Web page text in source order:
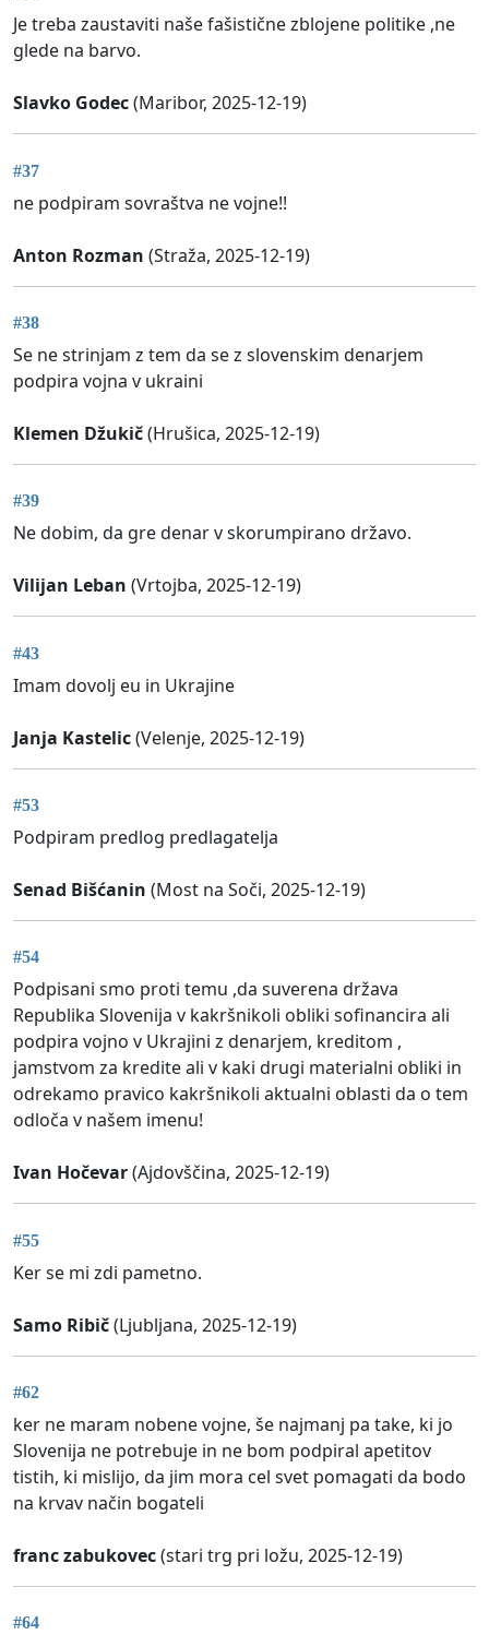
Je treba zaustaviti naše fašistične zblojene politike ,ne
glede na barvo.
Slavko Godec(Maribor, 2025-12-19)
#37
ne podpiram sovraštva ne vojne!!
Anton Rozman (Straža, 2025-12-19)
#38
Se ne strinjam z tem da se z slovenskim denarjem
podpira vojna v ukraini
Klemen Džukič(Hrušica, 2025-12-19)
#39
Ne dobim, da gre denar v skorumpirano državo.
Vilijan Leban (Vrtojba, 2025-12-19)
#43
Imam dovolj eu in Ukrajine
Janja Kastelic(Velenje, 2025-12-19)
#53
Podpiram predlog predlagatelja
Senad Bišćanin (Most na Soči, 2025-12-19)
#54
Podpisani smo proti temu ,da suverena država
Republika Slovenija v kakršnikoli obliki sofinancira ali
podpira vojno v Ukrajini z denarjem, kreditom ,
jamstvom za kredite ali v kaki drugi materialni obliki in
odrekamo pravico kakršnikoli aktualni oblasti da o tem
odloča v našem imenu!
Ivan Hočevar(Ajdovščina, 2025-12-19)
#55
Ker se mi zdi pametno.
Samo Ribič(Ljubljana, 2025-12-19)
#62
ker ne maram nobene vojne, še najmanj pa take, ki jo
Slovenija ne potrebuje in ne bom podpiral apetitov
tistih, ki mislijo, da jim mora cel svet pomagati da bodo
na krvav način bogateli
franc zabukovec(stari trg pri ložu, 2025-12-19)
#64